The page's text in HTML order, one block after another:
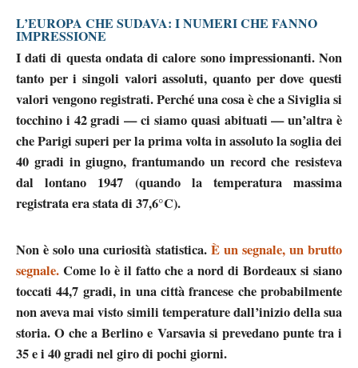
L’EUROPA CHE SUDAVA: I NUMERI CHE FANNO
IMPRESSIONE
I dati di questa ondata di calore sono impressionanti. Non
tanto per i singoli valori assoluti, quanto per dove questi
valori vengono registrati. Perché una cosa è che a Siviglia si
tocchino i 42 gradi — ci siamo quasi abituati — un’altra è
cheParigi superi per la prima volta in assoluto la soglia dei
40 gradi in giugno, frantumando un record che resisteva
dal lontano 1947 (quando la temperatura massima
registrata era stata di 37,6°C).
Non è solo una curiosità statistica. È un segnale, un brutto
segnale. Come lo è il fatto che a nord di Bordeaux si siano
toccati 44,7 gradi, in una città francese che probabilmente
non aveva mai visto simili temperature dall’inizio della sua
storia. O che a Berlino e Varsavia si prevedano punte tra i
35 e i 40 gradi nel giro di pochi giorni.